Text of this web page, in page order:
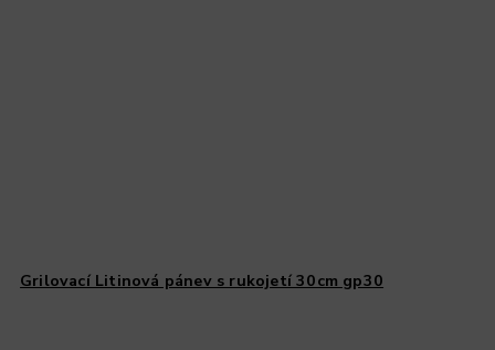
Grilovací Litinová pánev s rukojetí 30cm gp30